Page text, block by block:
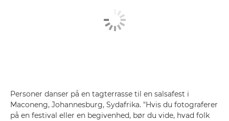
Personer danser på en tagterrasse til en salsafest i
Maconeng, Johannesburg, Sydafrika. "Hvis du fotograferer
på en festival eller en begivenhed, bør du vide, hvad folk